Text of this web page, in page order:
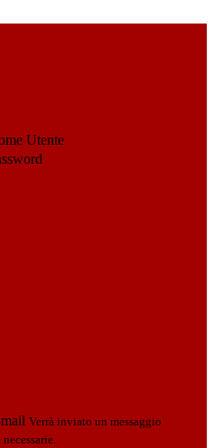
Utente
Verrà inviato un messaggio